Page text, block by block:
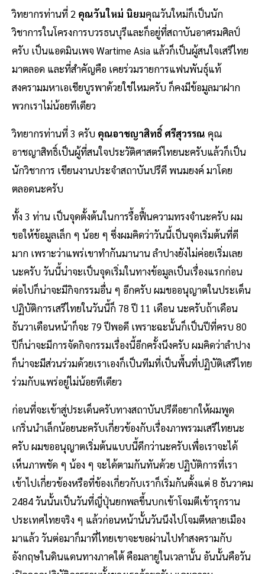
วิทยากรท่านที่ 2 คุณวันใหม่ นิยมคุณวันใหม่ก็เป็นนัก
วิชาการในโครงการบวรธนบุรีและก็อยู่ที่สถาบันอาศรมศิลป์
ครับ เป็นแอดมินเพจ Wartime Asia แล้วก็เป็นผู้สนใจเสรีไทย
มาตลอด และที่สำคัญคือ เคยร่วมรายการแฟนพันธุ์แท้
สงครามมหาเอเชียบูรพาด้วยใช่ไหมครับ ก็คงมีข้อมูลมาฝาก
พวกเราไม่น้อยทีเดียว
วิทยากรท่านที่ 3 ครับ คุณอาชญาสิทธิ์ ศรีสุวรรณ คุณ
อาชญาสิทธิ์เป็นผู้ที่สนใจประวัติศาสตร์ไทยนะครับแล้วก็เป็น
นักวิชาการ เขียนงานประจำสถาบันปรีดี พนมยงค์ มาโดย
ตลอดนะครับ
ทั้ง 3 ท่าน เป็นจุดตั้งต้นในการรื้อฟื้นความทรงจำนะครับ ผม
ขอให้ข้อมูลเล็ก ๆ น้อย ๆ ซึ่งผมคิดว่าวันนี้เป็นจุดเริ่มต้นที่ดี
มาก เพราะว่าแพร่เขาทำกันมานาน ลำปางยังไม่ค่อยเริ่มเลย
นะครับ วันนี้น่าจะเป็นจุดเริ่มในทางข้อมูลเป็นเรื่องแรกก่อน
ต่อไปก็น่าจะมีกิจกรรมอื่น ๆ อีกครับ ผมขออนุญาตในประเด็น
ปฏิบัติการเสรีไทยในวันนี้ก็ 78 ปี 11 เดือน นะครับถ้าเดือน
ธันวาเดือนหน้าก็จะ 79 ปีพอดี เพราะฉะนั้นก็เป็นปีที่ครบ 80
ปีก็น่าจะมีการจัดกิจกรรมเรื่องนี้อีกครั้งนึงครับ ผมคิดว่าลำปาง
ก็น่าจะมีส่วนร่วมด้วยเราเองก็เป็นทีมที่เป็นพื้นที่ปฏิบัติเสรีไทย
ร่วมกับแพร่อยู่ไม่น้อยทีเดียว
ก่อนที่จะเข้าสู่ประเด็นครับทางสถาบันปรีดีอยากให้ผมพูด
เกริ่นนำเล็กน้อยนะครับเกี่ยวข้องกับเรื่องภาพรวมเสรีไทยนะ
ครับ ผมขออนุญาตเริ่มต้นแบบนี้ดีกว่านะครับเพื่อเราจะได้
เห็นภาพชัด ๆ น้อง ๆ จะได้ตามกันทันด้วย ปฏิบัติการที่เรา
เข้าไปเกี่ยวข้องหรือที่ข้องเกี่ยวกับเราก็เริ่มกันตั้งแต่ 8 ธันวาคม
2484 วันนั้นเป็นวันที่ญี่ปุ่นยกพลขึ้นบกเข้าโจมตีเข้ารุกราน
ประเทศไทยจริง ๆ แล้วก่อนหน้านั้นวันนึงไปโจมตีหลายเมือง
มาแล้ว วันต่อมาก็มาที่ไทยเขาจะขอผ่านไปทำสงครามกับ
อังกฤษในดินแดนทางภาคใต้ คือมลายูในเวลานั้น อันนั้นคือวัน